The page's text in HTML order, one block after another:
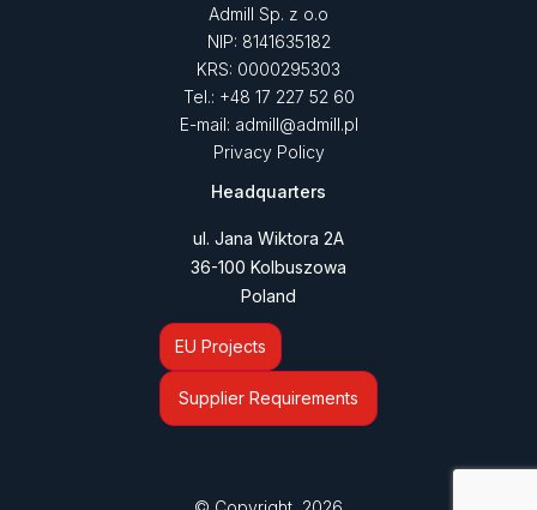
Admill Sp. z o.o
NIP: 8141635182
KRS: 0000295303
Tel.: +48 17 227 52 60
E-mail: admill@admill.pl
Privacy Policy
Headquarters
ul. Jana Wiktora 2A
36-100 Kolbuszowa
Poland
EU Projects
Supplier Requirements